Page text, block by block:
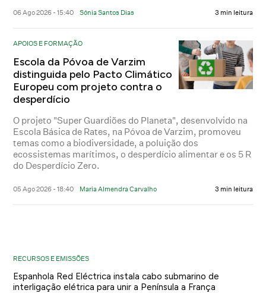
06 Ago 2026 - 15:40 Sónia Santos Dias 3 min leitura
APOIOS E FORMAÇÃO
Escola da Póvoa de Varzim
distinguida pelo Pacto Climático
Europeu com projeto contra o
desperdício
O projeto "Super Guardiões do Planeta", desenvolvido na
Escola Básica de Rates, na Póvoa de Varzim, promoveu
temas como a biodiversidade, a poluição dos
ecossistemas marítimos, o desperdício alimentar e os 5 R
do Desperdício Zero.
05 Ago 2026 - 18:40 Maria Almendra Carvalho 3 min leitura
RECURSOS E EMISSÕES
Espanhola Red Eléctrica instala cabo submarino de
interligação elétrica para unir a Península a França